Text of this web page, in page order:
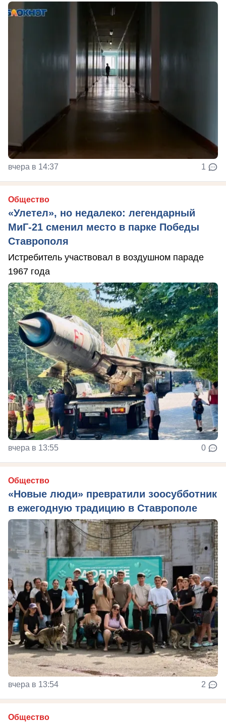
вчера в 14:37 1
Общество
«Улетел», но недалеко: легендарный
МиГ-21 сменил место в парке Победы
Ставрополя
Истребитель участвовал в воздушном параде
1967 года
вчера в 13:55 0
Общество
«Новые люди» превратили зоосубботник
в ежегодную традицию в Ставрополе
вчера в 13:54 2
Общество